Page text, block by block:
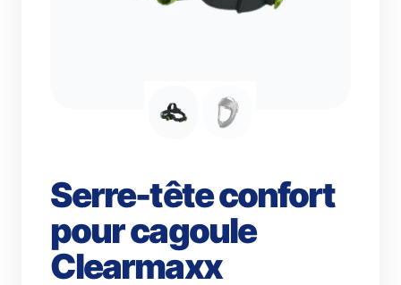
Serre-tête confort
pour cagoule
Clearmaxx